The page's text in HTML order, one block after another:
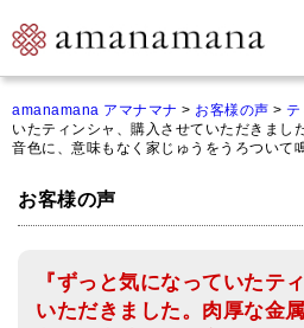
マイページ
ご来店予約（実店舗）
オンライン相談&購入
amanamana アマナマナ > お客様の声 > テ
いたティンシャ、購入させていただきまし
音色に、意味もなく家じゅうをうろついて
お客様の声
『ずっと気になっていたテ
いただきました。肉厚な金